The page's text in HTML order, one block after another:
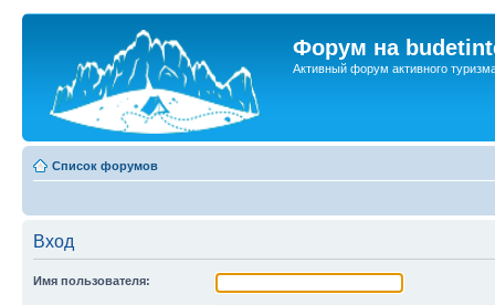
Форум на
Активный форум активного
Список форумов
Вход
Имя пользователя: